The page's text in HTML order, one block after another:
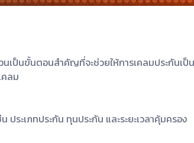
ป็นขั้นตอนสำคัญที่จะช่วยให้การเคลมประกันเป็
คลม
ระเภทประกัน ทุนประกัน และระยะเวลาคุ้มครอง